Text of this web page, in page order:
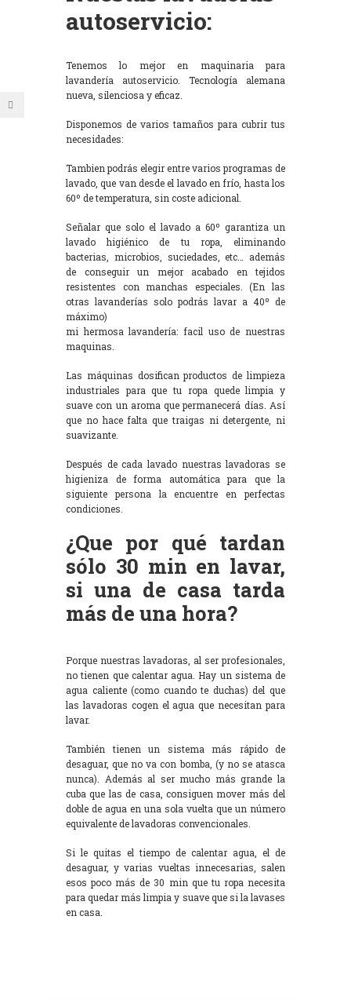
autoservicio:
Tenemos lo mejor en maquinaria para
lavandería autoservicio. Tecnología alemana
nueva, silenciosa y eficaz.
Disponemos de varios tamaños para cubrir tus
necesidades:
Tambien podrás elegir entre varios programas de
lavado, que van desde el lavado en frío, hasta los
60º de temperatura, sin coste adicional.
Señalar que solo el lavado a 60º garantiza un
lavado higiénico de tu ropa, eliminando
bacterias, microbios, suciedades, etc… además
de conseguir un mejor acabado en tejidos
resistentes con manchas especiales. (En las
otras lavanderías solo podrás lavar a 40º de
máximo)
mi hermosa lavandería: facil uso de nuestras
maquinas.
Las máquinas dosifican productos de limpieza
industriales para que tu ropa quede limpia y
suave con un aroma que permanecerá días. Así
que no hace falta que traigas ni detergente, ni
suavizante.
Después de cada lavado nuestras lavadoras se
higieniza de forma automática para que la
siguiente persona la encuentre en perfectas
condiciones.
¿Que por qué tardan
sólo 30 min en lavar,
si una de casa tarda
más de una hora?
Porque nuestras lavadoras, al ser profesionales,
no tienen que calentar agua. Hay un sistema de
agua caliente (como cuando te duchas) del que
las lavadoras cogen el agua que necesitan para
lavar.
También tienen un sistema más rápido de
desaguar, que no va con bomba, (y no se atasca
nunca). Además al ser mucho más grande la
cuba que las de casa, consiguen mover más del
doble de agua en una sola vuelta que un número
equivalente de lavadoras convencionales.
Si le quitas el tiempo de calentar agua, el de
desaguar, y varias vueltas innecesarias, salen
esos poco más de 30 min que tu ropa necesita
para quedar más limpia y suave que si la lavases
en casa.